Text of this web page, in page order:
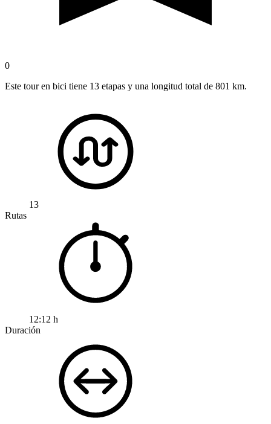
0
Este tour en bici tiene 13 etapas y una longitud total de 801 km.
13
Rutas
12:12 h
Duración